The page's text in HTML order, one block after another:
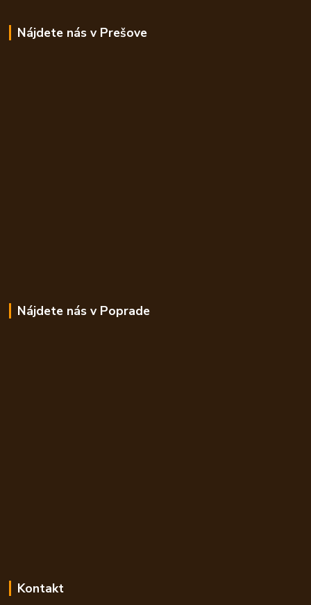
Nájdete nás v Prešove
Nájdete nás v Poprade
Kontakt